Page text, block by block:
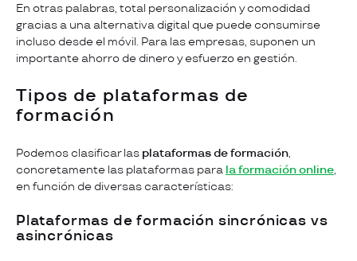
En otras palabras, total personalización y comodidad
gracias a una alternativa digital que puede consumirse
incluso desde el móvil. Para las empresas, suponen un
importante ahorro de dinero y esfuerzo en gestión.
Tipos de plataformas de
formación
Podemos clasificar las plataformas de formación,
concretamente las plataformas para la formación online,
en función de diversas características:
Plataformas de formación sincrónicas vs
asincrónicas